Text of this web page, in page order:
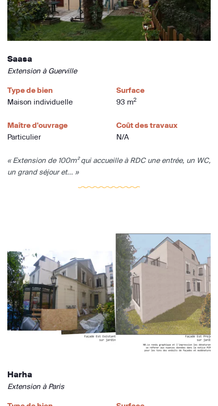
Saasa
Extension à Guerville
Type de bien
Maison individuelle
Surface
93 m2
Maître d'ouvrage
Particulier
Coût des travaux
N/A
« Extension de 100m² qui accueille à RDC une entrée, un WC,
un grand séjour et... »
Harha
Extension à Paris